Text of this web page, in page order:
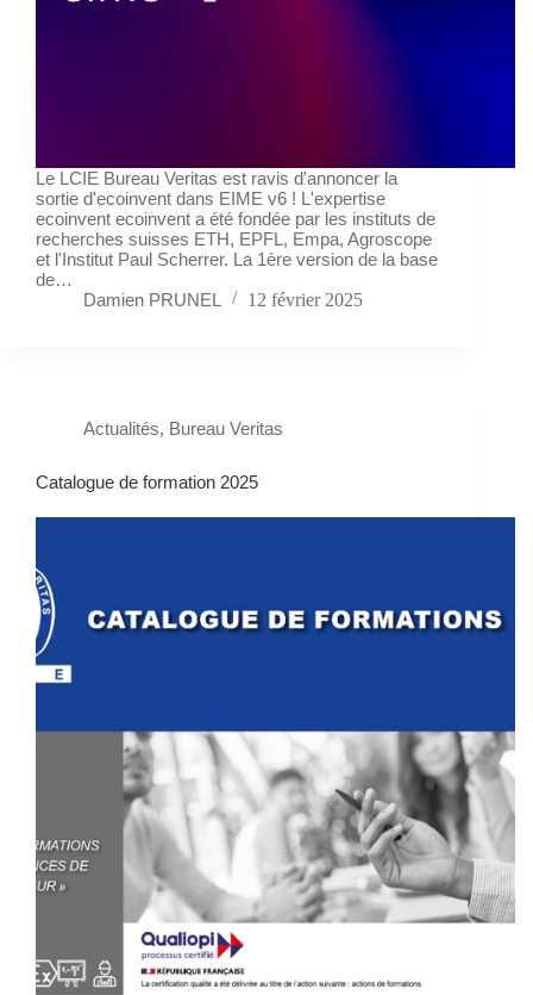
Le LCIE Bureau Veritas est ravis d'annoncer la
sortie d'ecoinvent dans EIME v6 ! L'expertise
ecoinvent ecoinvent a été fondée par les instituts de
recherches suisses ETH, EPFL, Empa, Agroscope
et l'Institut Paul Scherrer. La 1ère version de la base
de…
Damien PRUNEL
12 février 2025
Actualités, Bureau Veritas
Catalogue de formation 2025